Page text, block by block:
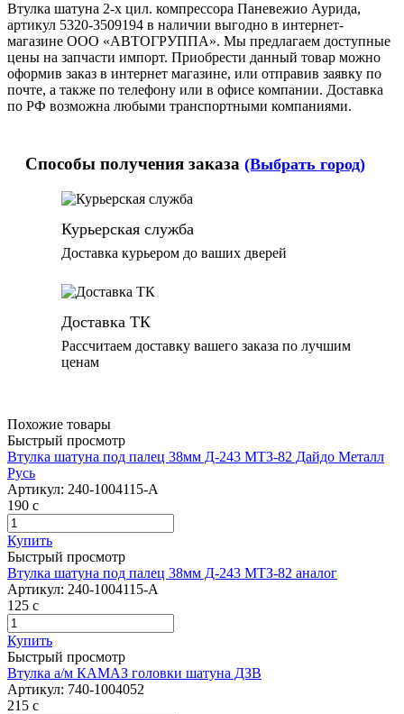
Втулка шатуна 2-х цил. компрессора Паневежио Аурида,
артикул 5320-3509194 в наличии выгодно в интернет-
магазине ООО «АВТОГРУППА». Мы предлагаем доступные
цены на запчасти импорт. Приобрести данный товар можно
оформив заказ в интернет магазине, или отправив заявку по
почте, а также по телефону или в офисе компании. Доставка
по РФ возможна любыми транспортными компаниями.
Способы получения заказа (Выбрать город)
Курьерская служба
Доставка курьером до ваших дверей
Доставка ТК
Рассчитаем доставку вашего заказа по лучшим
ценам
Похожие товары
Быстрый просмотр
Втулка шатуна под палец 38мм Д-243 МТЗ-82 Дайдо Металл
Русь
Артикул: 240-1004115-А
190 c
Купить
Быстрый просмотр
Втулка шатуна под палец 38мм Д-243 МТЗ-82 аналог
Артикул: 240-1004115-А
125 c
Купить
Быстрый просмотр
Втулка а/м КАМАЗ головки шатуна ДЗВ
Артикул: 740-1004052
215 c